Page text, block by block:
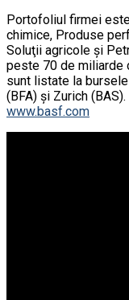
Portofoliul firmei
chimice, Produse
Soluţii agricole şi
peste 70 de miliarde
sunt listate la
(BFA) și Zurich
www.basf.com